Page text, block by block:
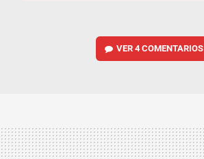
VER4 COMENTARIOS